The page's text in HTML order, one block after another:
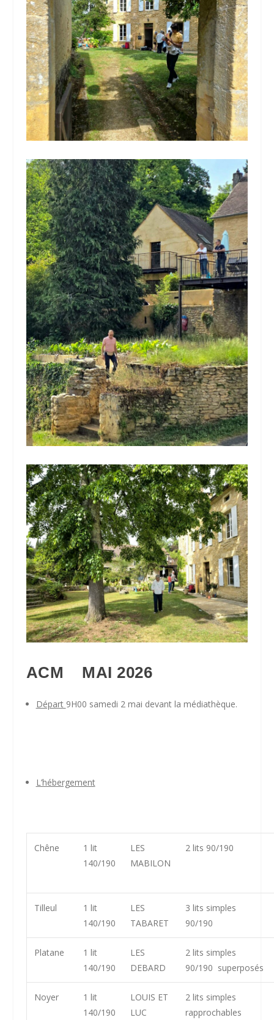
ACM MAI 2026
Départ 9H00 samedi 2 mai devant la médiathèque.
L’hébergement
Chêne
1 lit
140/190
LES
MABILON
2 lits 90/190
Tilleul
1 lit
140/190
LES
TABARET
3 lits simples
90/190
Platane
1 lit
140/190
LES
DEBARD
2 lits simples
90/190 superposés
Noyer
1 lit
140/190
LOUIS ET
LUC
2 lits simples
rapprochables